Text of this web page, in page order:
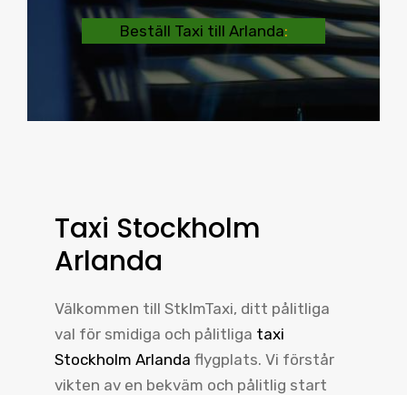
Beställ Taxi till Arlanda:
Taxi Stockholm
Arlanda
Välkommen till StklmTaxi, ditt pålitliga
val för smidiga och pålitliga taxi
Stockholm Arlanda flygplats. Vi förstår
vikten av en bekväm och pålitlig start